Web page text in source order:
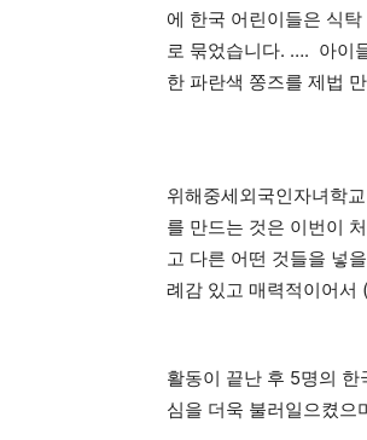
에 한국 어린이들은 식
로 묶었습니다. …. 아이
한 파란색 쫑즈를 제법
위해중세외국인자녀학
를 만드는 것은 이번이
고 다른 어떤 것들을 넣
례감 있고 매력적이어서
활동이 끝난 후 5명의
심을 더욱 불러일으켰으